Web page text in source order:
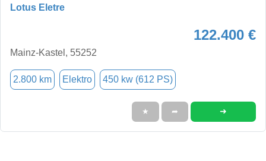
Lotus Eletre
122.400 €
Mainz-Kastel, 55252
2.800 km Elektro 450 kw (612 PS)
★ ➦ ➜